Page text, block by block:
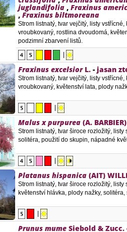
juglandifolia ,Fraxinus
,Fraxinus biltmoreana
Strom listnatý, tvar vejčitý, listy
vroubkovaný, rostlina dvoudomá,
podzimní zbarvení listů.
Fraxinus excelsiorL. - jasan
Strom listnatý, tvar vejčitý, listy
vroubkovaný, květenství lata, plody
Malus x purpurea (A.
Strom listnatý, tvar široce rozložitý,
solitéra, použití do skupin, nápadné
Platanus hispanica (AIT)
Strom listnatý, tvar široce rozložitý,
květenství hlávka, plody nažky,
Prunus mume Siebold & Zucc.